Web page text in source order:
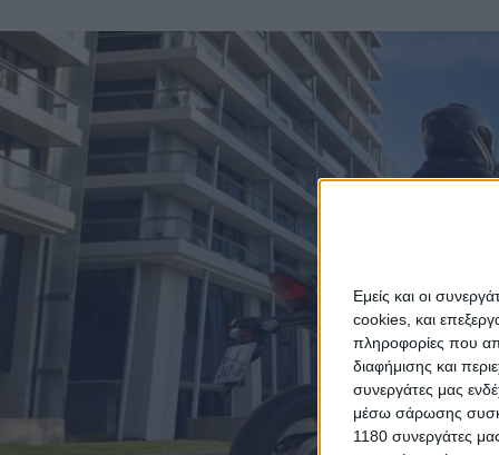
Εμείς και οι
cookies, και
πληροφορίες που
διαφήμισης και
συνεργάτες μας
μέσω σάρωσης
1180 συνεργάτες